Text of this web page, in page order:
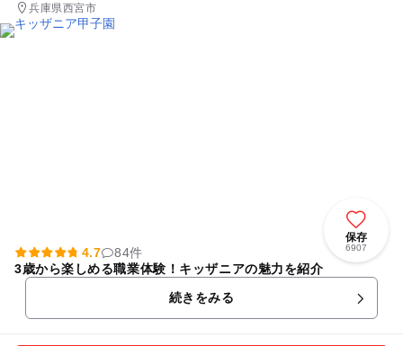
兵庫県西宮市
保存
6907
4.7
84件
3歳から楽しめる職業体験！キッザニアの魅力を紹介
続きをみる